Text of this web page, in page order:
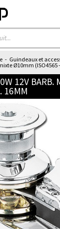
- Guindeaux et
mixte Ø10mm
12V BARB.
16MM